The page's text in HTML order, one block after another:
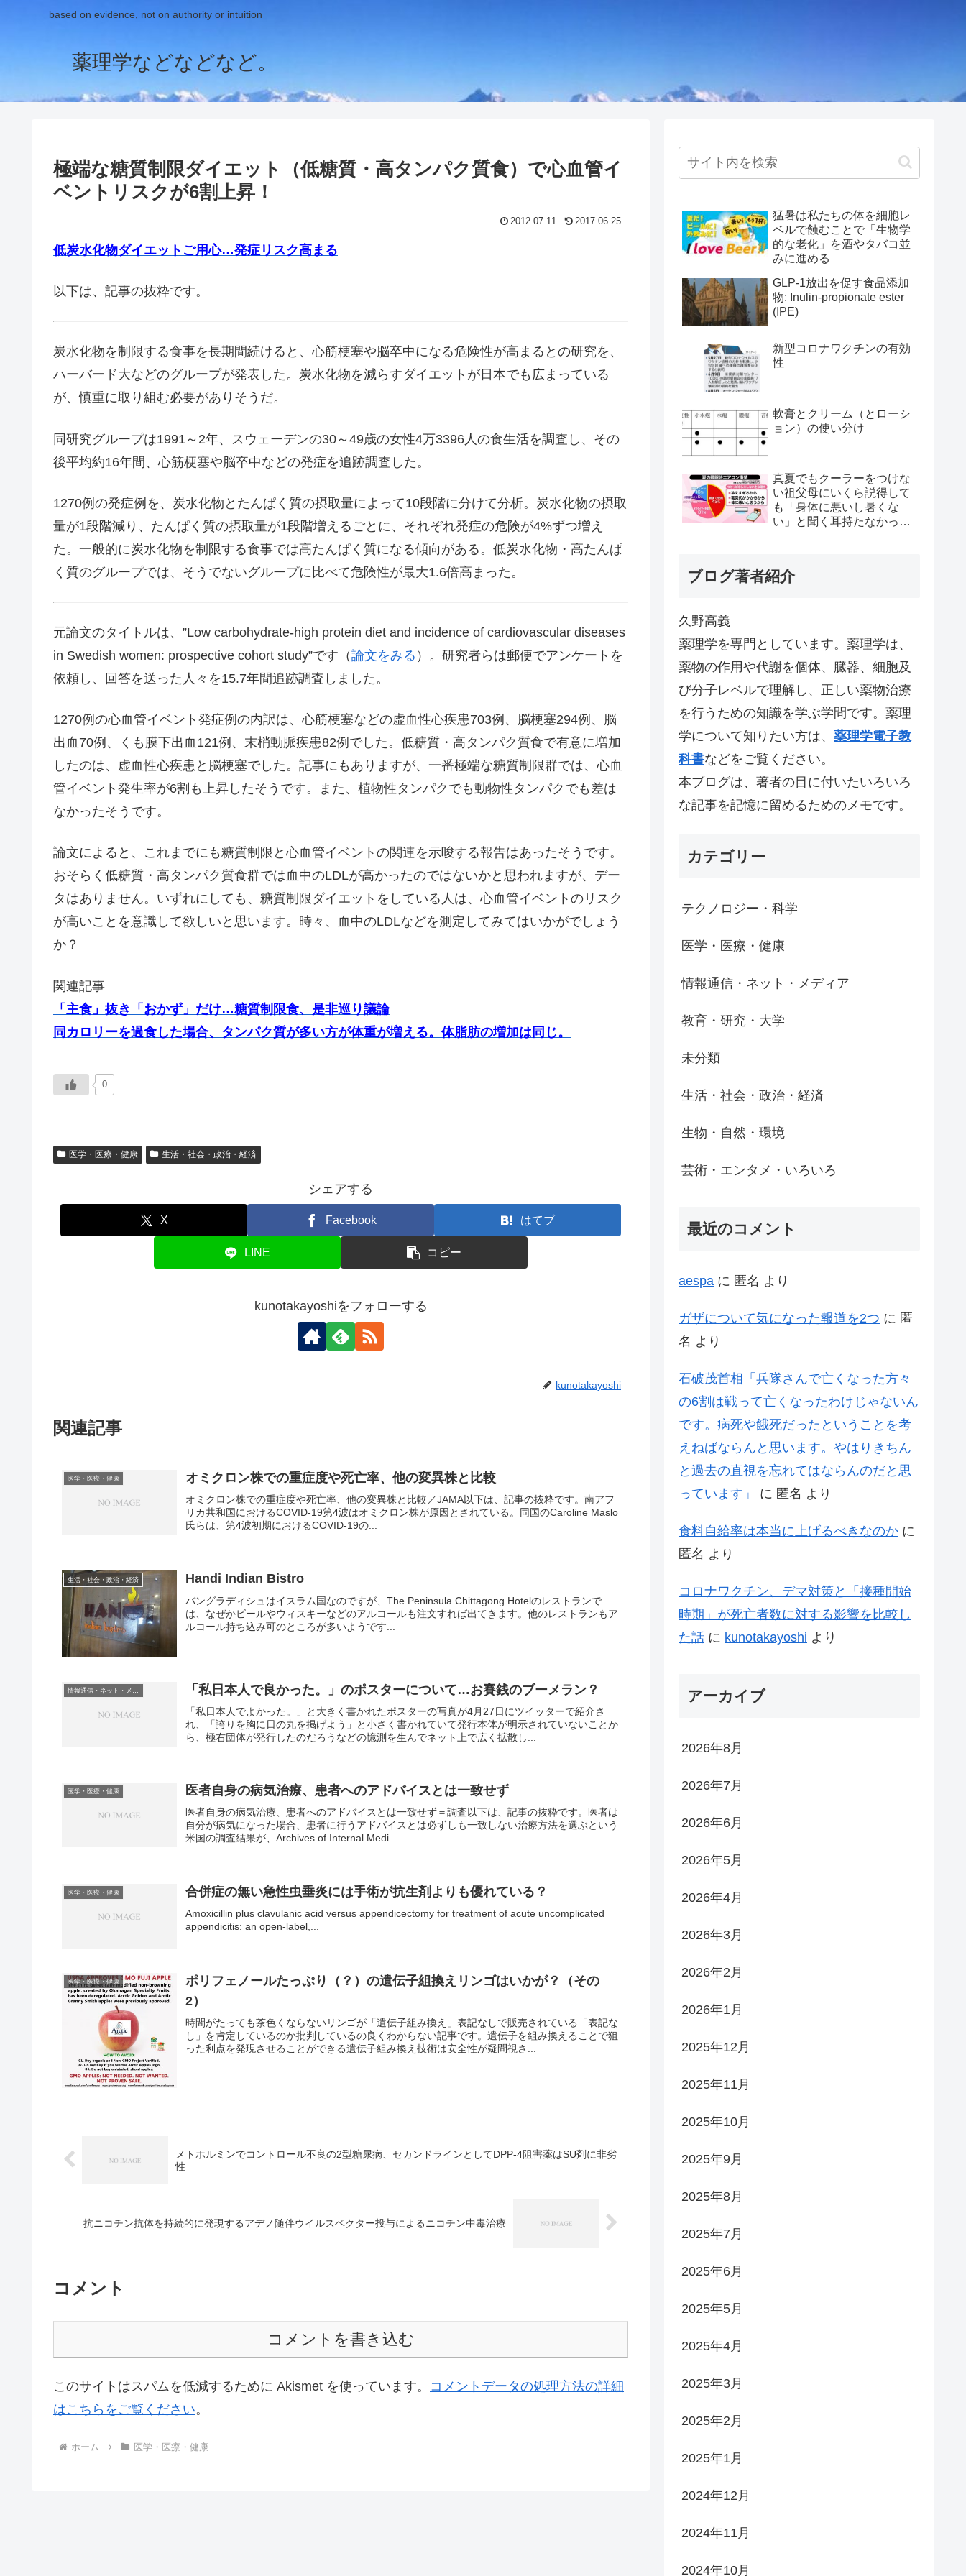
based on evidence, not on authority or intuition
薬理学などなどなど。
極端な糖質制限ダイエット（低糖質・高タンパク質食）で心血管イ
ベントリスクが6割上昇！
2012.07.11 2017.06.25
低炭水化物ダイエットご用心…発症リスク高まる
以下は、記事の抜粋です。
炭水化物を制限する食事を長期間続けると、心筋梗塞や脳卒中になる危険性が高まるとの研究を、
ハーバード大などのグループが発表した。炭水化物を減らすダイエットが日本でも広まっている
が、慎重に取り組む必要がありそうだ。
同研究グループは1991～2年、スウェーデンの30～49歳の女性4万3396人の食生活を調査し、その
後平均約16年間、心筋梗塞や脳卒中などの発症を追跡調査した。
1270例の発症例を、炭水化物とたんぱく質の摂取量によって10段階に分けて分析。炭水化物の摂取
量が1段階減り、たんぱく質の摂取量が1段階増えるごとに、それぞれ発症の危険が4%ずつ増え
た。一般的に炭水化物を制限する食事では高たんぱく質になる傾向がある。低炭水化物・高たんぱ
く質のグループでは、そうでないグループに比べて危険性が最大1.6倍高まった。
元論文のタイトルは、”Low carbohydrate-high protein diet and incidence of cardiovascular diseases
in Swedish women: prospective cohort study”です（論文をみる ）。研究者らは郵便でアンケートを
依頼し、回答を送った人々を15.7年間追跡調査しました。
1270例の心血管イベント発症例の内訳は、心筋梗塞などの虚血性心疾患703例、脳梗塞294例、脳
出血70例、くも膜下出血121例、末梢動脈疾患82例でした。低糖質・高タンパク質食で有意に増加
したのは、虚血性心疾患と脳梗塞でした。記事にもありますが、一番極端な糖質制限群では、心血
管イベント発生率が6割も上昇したそうです。また、植物性タンパクでも動物性タンパクでも差は
なかったそうです。
論文によると、これまでにも糖質制限と心血管イベントの関連を示唆する報告はあったそうです。
おそらく低糖質・高タンパク質食群では血中のLDLが高かったのではないかと思われますが、デー
タはありません。いずれにしても、糖質制限ダイエットをしている人は、心血管イベントのリスク
が高いことを意識して欲しいと思います。時々、血中のLDLなどを測定してみてはいかがでしょう
か？
関連記事
「主食」抜き「おかず」だけ…糖質制限食、是非巡り議論
同カロリーを過食した場合、タンパク質が多い方が体重が増える。体脂肪の増加は同じ。
0
医学・医療・健康 生活・社会・政治・経済
シェアする
X Facebook はてブ
LINE コピー
kunotakayoshiをフォローする
kunotakayoshi
関連記事
医学・医療・健康 オミクロン株での重症度や死亡率、他の変異株と比較
オミクロン株での重症度や死亡率、他の変異株と比較／JAMA以下は、記事の抜粋です。南アフ
リカ共和国におけるCOVID-19第4波はオミクロン株が原因とされている。同国のCaroline Maslo
氏らは、第4波初期におけるCOVID-19の...
生活・社会・政治・経済 Handi Indian Bistro
バングラディシュはイスラム国なのですが、The Peninsula Chittagong Hotelのレストランで
は、なぜかビールやウィスキーなどのアルコールも注文すれば出てきます。他のレストランもア
ルコール持ち込み可のところが多いようです...
「私日本人で良かった。」のポスターについて…お賽銭のブーメラン？
「私日本人でよかった。」と大きく書かれたポスターの写真が4月27日にツイッターで紹介さ
れ、「誇りを胸に日の丸を掲げよう」と小さく書かれていて発行本体が明示されていないことか
ら、極右団体が発行したのだろうなどの憶測を生んでネット上で広く拡散し...
医学・医療・健康 医者自身の病気治療、患者へのアドバイスとは一致せず
医者自身の病気治療、患者へのアドバイスとは一致せず＝調査以下は、記事の抜粋です。医者は
自分が病気になった場合、患者に行うアドバイスとは必ずしも一致しない治療方法を選ぶという
米国の調査結果が、Archives of Internal Medi...
医学・医療・健康 合併症の無い急性虫垂炎には手術が抗生剤よりも優れている？
Amoxicillin plus clavulanic acid versus appendicectomy for treatment of acute uncomplicated
appendicitis: an open-label,...
医学・医療・健康
ポリフェノールたっぷり（？）の遺伝子組換えリンゴはいかが？（その
2）
時間がたっても茶色くならないリンゴが「遺伝子組み換え」表記なしで販売されている「表記な
し」を肯定しているのか批判しているの良くわからない記事です。遺伝子を組み換えることで狙
った利点を発現させることができる遺伝子組み換え技術は安全性が疑問視さ...
メトホルミンでコントロール不良の2型糖尿病、セカンドラインとしてDPP-4阻害薬はSU剤に非劣
性
抗ニコチン抗体を持続的に発現するアデノ随伴ウイルスベクター投与によるニコチン中毒治療
コメント
コメントを書き込む
このサイトはスパムを低減するために Akismet を使っています。 コメントデータの処理方法の詳細
はこちらをご覧ください。
ホーム 医学・医療・健康
猛暑は私たちの体を細胞レ
ベルで蝕むことで「生物学
的な老化」を酒やタバコ並
みに進める
GLP-1放出を促す食品添加
物: Inulin-propionate ester
(IPE)
新型コロナワクチンの有効
性
軟膏とクリーム（とローシ
ョン）の使い分け
真夏でもクーラーをつけな
い祖父母にいくら説得して
も「身体に悪いし暑くな
い」と聞く耳持たなかった
ブログ著者紹介
久野高義
薬理学を専門としています。薬理学は、
薬物の作用や代謝を個体、臓器、細胞及
び分子レベルで理解し、正しい薬物治療
を行うための知識を学ぶ学問です。薬理
学について知りたい方は、 薬理学電子教
科書などをご覧ください。
本ブログは、著者の目に付いたいろいろ
な記事を記憶に留めるためのメモです。
カテゴリー
テクノロジー・科学
医学・医療・健康
情報通信・ネット・メディア
教育・研究・大学
未分類
生活・社会・政治・経済
生物・自然・環境
芸術・エンタメ・いろいろ
最近のコメント
aespa に 匿名 より
ガザについて気になった報道を2つ に 匿
名 より
石破茂首相「兵隊さんで亡くなった方々
の6割は戦って亡くなったわけじゃないん
です。病死や餓死だったということを考
えねばならんと思います。やはりきちん
と過去の直視を忘れてはならんのだと思
っています」
に 匿名 より
食料自給率は本当に上げるべきなのか に
匿名 より
コロナワクチン、デマ対策と「接種開始
時期」が死亡者数に対する影響を比較し
た話 に kunotakayoshi より
アーカイブ
2026年8月
2026年7月
2026年6月
2026年5月
2026年4月
2026年3月
2026年2月
2026年1月
2025年12月
2025年11月
2025年10月
2025年9月
2025年8月
2025年7月
2025年6月
2025年5月
2025年4月
2025年3月
2025年2月
2025年1月
2024年12月
2024年11月
2024年10月